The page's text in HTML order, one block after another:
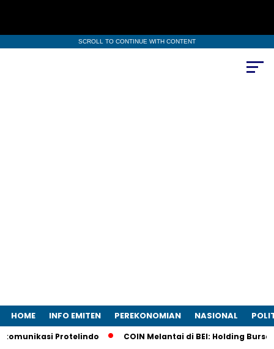
SCROLL TO CONTINUE WITH CONTENT
HOME INFO EMITEN PEREKONOMIAN NASIONAL
Protelindo COIN Melantai di BEI: Holding Bursa